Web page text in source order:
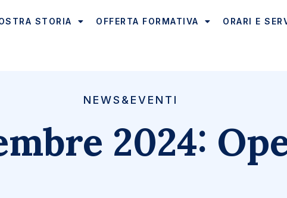
STORIA OFFERTA FORMATIVA ORARI E
NEWS&EVENTI
2024: